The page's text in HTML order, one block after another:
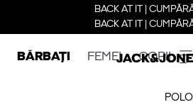
BACK AT IT |
BACK AT IT |
BĂRBAȚI FEMEI COPII